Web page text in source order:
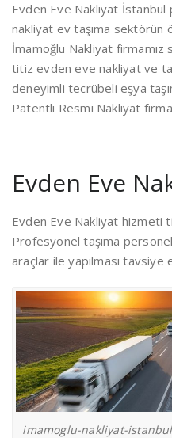
Evden Eve Nakliyat
nakliyat ev taşıma sektörün
İmamoğlu Nakliyat firmamız
titiz evden eve nakliyat ve
deneyimli tecrübeli eşya
Patentli Resmi Nakliyat
Evden Eve
Evden Eve Nakliyat hizmeti
Profesyonel taşıma
araçlar ile yapılması tavsiye
imamoglu-nakliyat-